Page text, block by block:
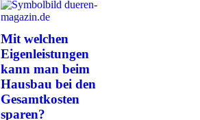
Mit welchen
Eigenleistungen
kann man beim
Hausbau bei den
Gesamtkosten
sparen?